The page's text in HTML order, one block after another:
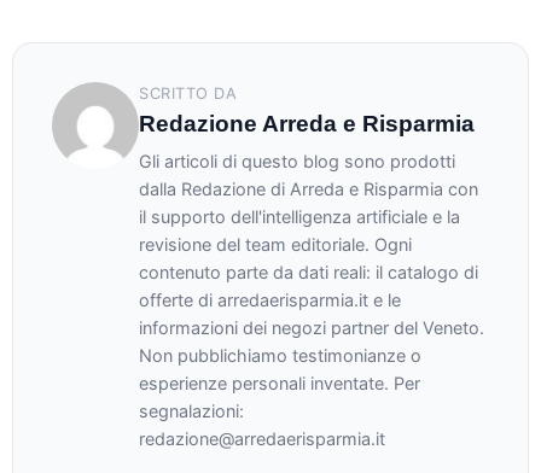
SCRITTO DA
Redazione Arreda e Risparmia
Gli articoli di questo blog sono prodotti
dalla Redazione di Arreda e Risparmia con
il supporto dell'intelligenza artificiale e la
revisione del team editoriale. Ogni
contenuto parte da dati reali: il catalogo di
offerte di arredaerisparmia.it e le
informazioni dei negozi partner del Veneto.
Non pubblichiamo testimonianze o
esperienze personali inventate. Per
segnalazioni:
redazione@arredaerisparmia.it